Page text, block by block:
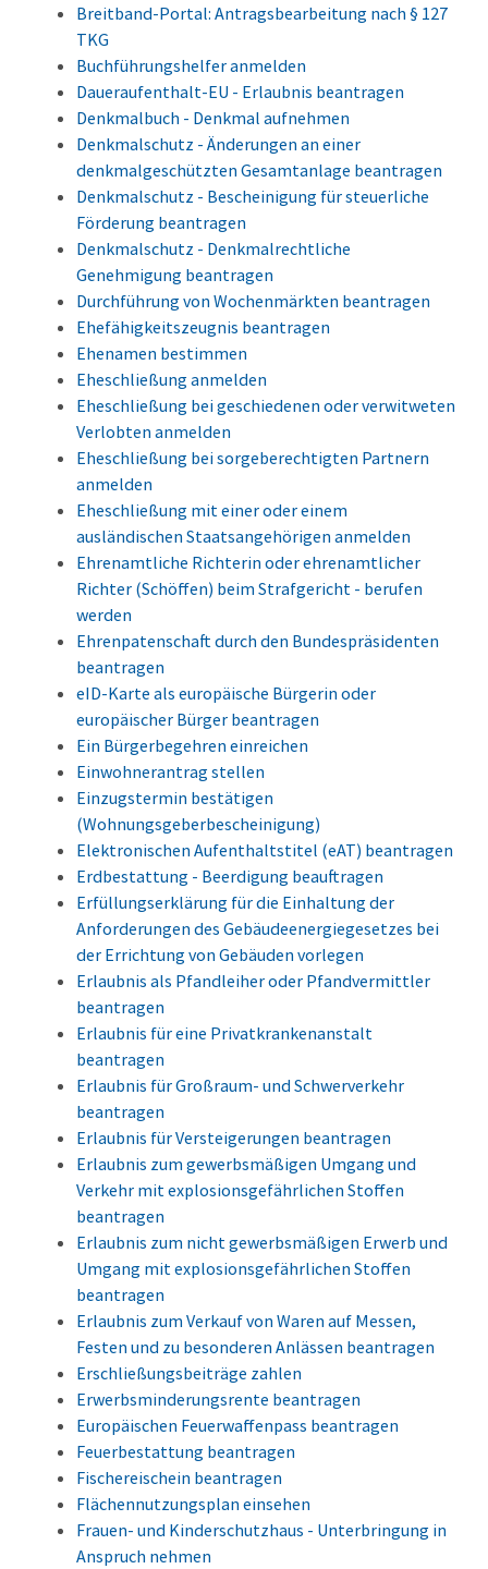
Breitband-Portal: Antragsbearbeitung nach § 127
TKG
Buchführungshelfer anmelden
Daueraufenthalt-EU - Erlaubnis beantragen
Denkmalbuch - Denkmal aufnehmen
Denkmalschutz - Änderungen an einer
denkmalgeschützten Gesamtanlage beantragen
Denkmalschutz - Bescheinigung für steuerliche
Förderung beantragen
Denkmalschutz - Denkmalrechtliche
Genehmigung beantragen
Durchführung von Wochenmärkten beantragen
Ehefähigkeitszeugnis beantragen
Ehenamen bestimmen
Eheschließung anmelden
Eheschließung bei geschiedenen oder verwitweten
Verlobten anmelden
Eheschließung bei sorgeberechtigten Partnern
anmelden
Eheschließung mit einer oder einem
ausländischen Staatsangehörigen anmelden
Ehrenamtliche Richterin oder ehrenamtlicher
Richter (Schöffen) beim Strafgericht - berufen
werden
Ehrenpatenschaft durch den Bundespräsidenten
beantragen
eID-Karte als europäische Bürgerin oder
europäischer Bürger beantragen
Ein Bürgerbegehren einreichen
Einwohnerantrag stellen
Einzugstermin bestätigen
(Wohnungsgeberbescheinigung)
Elektronischen Aufenthaltstitel (eAT) beantragen
Erdbestattung - Beerdigung beauftragen
Erfüllungserklärung für die Einhaltung der
Anforderungen des Gebäudeenergiegesetzes bei
der Errichtung von Gebäuden vorlegen
Erlaubnis als Pfandleiher oder Pfandvermittler
beantragen
Erlaubnis für eine Privatkrankenanstalt
beantragen
Erlaubnis für Großraum- und Schwerverkehr
beantragen
Erlaubnis für Versteigerungen beantragen
Erlaubnis zum gewerbsmäßigen Umgang und
Verkehr mit explosionsgefährlichen Stoffen
beantragen
Erlaubnis zum nicht gewerbsmäßigen Erwerb und
Umgang mit explosionsgefährlichen Stoffen
beantragen
Erlaubnis zum Verkauf von Waren auf Messen,
Festen und zu besonderen Anlässen beantragen
Erschließungsbeiträge zahlen
Erwerbsminderungsrente beantragen
Europäischen Feuerwaffenpass beantragen
Feuerbestattung beantragen
Fischereischein beantragen
Flächennutzungsplan einsehen
Frauen- und Kinderschutzhaus - Unterbringung in
Anspruch nehmen